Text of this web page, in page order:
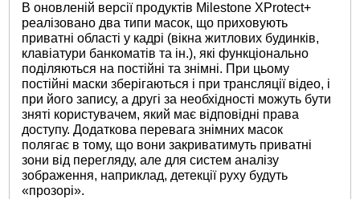
В оновленій версії продуктів Milestone XProtect+
реалізовано два типи масок, що приховують
приватні області у кадрі (вікна житлових будинків,
клавіатури банкоматів та ін.), які функціонально
поділяються на постійні та знімні. При цьому
постійні маски зберігаються і при трансляції відео, і
при його запису, а другі за необхідності можуть бути
зняті користувачем, який має відповідні права
доступу. Додаткова перевага знімних масок
полягає в тому, що вони закриватимуть приватні
зони від перегляду, але для систем аналізу
зображення, наприклад, детекції руху будуть
«прозорі».